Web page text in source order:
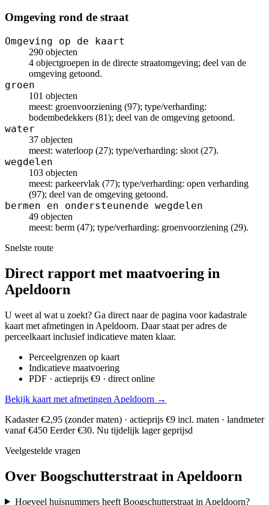
Omgeving rond de straat
Omgeving op de kaart
290 objecten
4 objectgroepen in de directe straatomgeving; deel van de
omgeving getoond.
groen
101 objecten
meest: groenvoorziening (97); type/verharding:
bodembedekkers (81); deel van de omgeving getoond.
water
37 objecten
meest: waterloop (27); type/verharding: sloot (27).
wegdelen
103 objecten
meest: parkeervlak (77); type/verharding: open verharding
(97); deel van de omgeving getoond.
bermen en ondersteunende wegdelen
49 objecten
meest: berm (47); type/verharding: groenvoorziening (29).
Snelste route
Direct rapport met maatvoering in
Apeldoorn
U weet al wat u zoekt? Ga direct naar de pagina voor kadastrale
kaart met afmetingen in Apeldoorn. Daar staat per adres de
perceelkaart inclusief indicatieve maten klaar.
Perceelgrenzen op kaart
Indicatieve maatvoering
PDF · actieprijs €9 · direct online
Bekijk kaart met afmetingen Apeldoorn →
Kadaster €2,95 (zonder maten) · actieprijs €9 incl. maten · landmeter
vanaf €450 Eerder €30. Nu tijdelijk lager geprijsd
Veelgestelde vragen
Over Boogschutterstraat in Apeldoorn
Hoeveel huisnummers heeft Boogschutterstraat in Apeldoorn?